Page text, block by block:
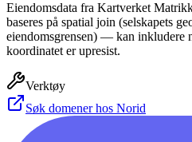
Eiendomsdata fra Kartverket
baseres på spatial join (selskapets
eiendomsgrensen) — kan inkludere
koordinatet er upresist.
Verktøy
Søk domener hos Norid